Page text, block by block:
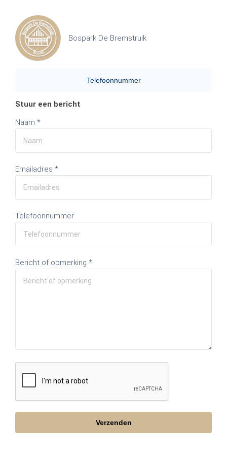
Bospark De Bremstruik
Telefoonnummer
Stuur een bericht
Naam *
Emailadres *
Telefoonnummer
Bericht of opmerking *